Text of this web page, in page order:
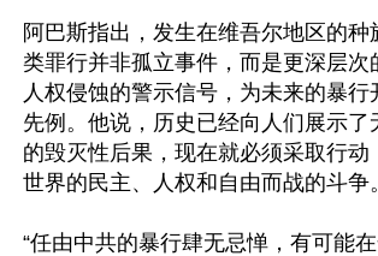
阿巴斯指出，发生在维吾尔地区的种
类罪行并非孤立事件，而是更深层次
人权侵蚀的警示信号，为未来的暴行
先例。他说，历史已经向人们展示了
的毁灭性后果，现在就必须采取行动
世界的民主、人权和自由而战的斗争。
“任由中共的暴行肆无忌惮，有可能